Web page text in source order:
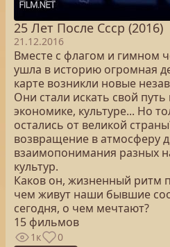
25 Лет После Cccр (2016)
21.12.2016
Вместе с флагом и гимном
ушла в историю огромная
карте возникли новые
Они стали искать свой
экономике, культуре... Но
остались от великой
возвращение в атмосферу
взаимопонимания разных
культур.
Каков он, жизненный ритм
чем живут наши бывшие
сегодня, о чем мечтают?
15 фильмов
1к 0